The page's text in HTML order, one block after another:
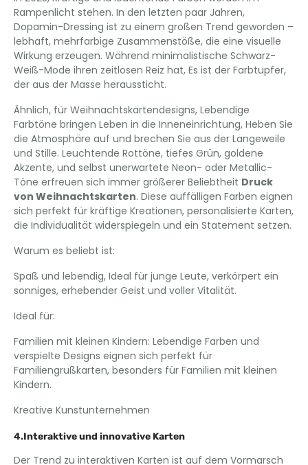
Rampenlicht stehen. In den letzten paar Jahren,
Dopamin-Dressing ist zu einem großen Trend geworden –
lebhaft, mehrfarbige Zusammenstöße, die eine visuelle
Wirkung erzeugen. Während minimalistische Schwarz-
Weiß-Mode ihren zeitlosen Reiz hat, Es ist der Farbtupfer,
der aus der Masse heraussticht.
Ähnlich, für Weihnachtskartendesigns, Lebendige
Farbtöne bringen Leben in die Inneneinrichtung, Heben Sie
die Atmosphäre auf und brechen Sie aus der Langeweile
und Stille. Leuchtende Rottöne, tiefes Grün, goldene
Akzente, und selbst unerwartete Neon- oder Metallic-
Töne erfreuen sich immer größerer Beliebtheit Druck
von Weihnachtskarten. Diese auffälligen Farben eignen
sich perfekt für kräftige Kreationen, personalisierte Karten,
die Individualität widerspiegeln und ein Statement setzen.
Warum es beliebt ist:
Spaß und lebendig, Ideal für junge Leute, verkörpert ein
sonniges, erhebender Geist und voller Vitalität.
Ideal für:
Familien mit kleinen Kindern: Lebendige Farben und
verspielte Designs eignen sich perfekt für
Familiengrußkarten, besonders für Familien mit kleinen
Kindern.
Kreative Kunstunternehmen
4.Interaktive und innovative Karten
Der Trend zu interaktiven Karten ist auf dem Vormarsch